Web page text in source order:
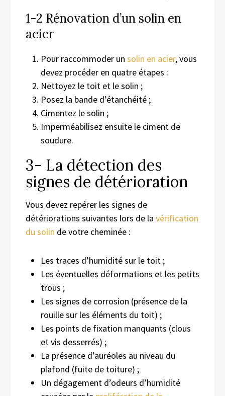
1-2 Rénovation d’un solin en
acier
Pour raccommoder un solin en acier, vous
devez procéder en quatre étapes :
Nettoyez le toit et le solin ;
Posez la bande d’étanchéité ;
Cimentez le solin ;
Imperméabilisez ensuite le ciment de
soudure.
3- La détection des
signes de détérioration
Vous devez repérer les signes de
détériorations suivantes lors de la vérification
du solin de votre cheminée :
Les traces d’humidité sur le toit ;
Les éventuelles déformations et les petits
trous ;
Les signes de corrosion (présence de la
rouille sur les éléments du toit) ;
Les points de fixation manquants (clous
et vis desserrés) ;
La présence d’auréoles au niveau du
plafond (fuite de toiture) ;
Un dégagement d’odeurs d’humidité